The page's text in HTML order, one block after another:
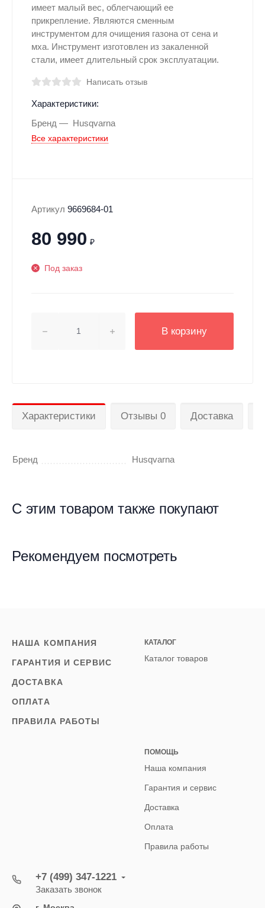
имеет малый вес, облегчающий ее
прикрепление. Являются сменным
инструментом для очищения газона от сена и
мха. Инструмент изготовлен из закаленной
стали, имеет длительный срок эксплуатации.
Написать отзыв
Характеристики:
Бренд
Husqvarna
Все характеристики
Артикул 9669684-01
80 990 ₽
Под заказ
В корзину
Характеристики Отзывы 0 Доставка
Бренд Husqvarna
С этим товаром также покупают
Рекомендуем посмотреть
НАША КОМПАНИЯ
ГАРАНТИЯ И СЕРВИС
ДОСТАВКА
ОПЛАТА
ПРАВИЛА РАБОТЫ
КАТАЛОГ
Каталог товаров
ПОМОЩЬ
Наша компания
Гарантия и сервис
Доставка
Оплата
Правила работы
+7 (499) 347-1221
Заказать звонок